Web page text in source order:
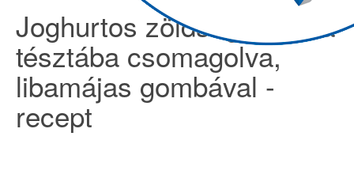
Joghurtos zöldség csusza
tésztába csomagolva,
libamájas gombával -
recept